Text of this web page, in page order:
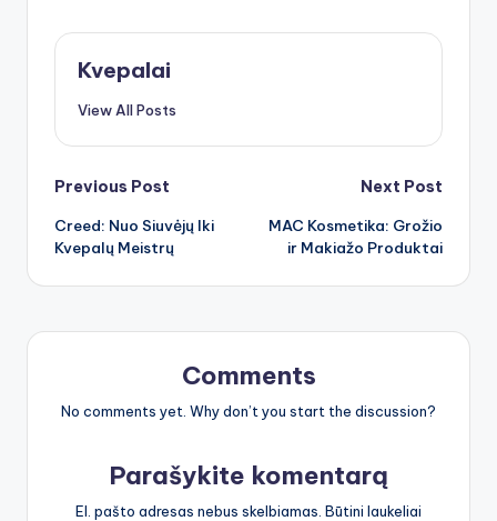
Kvepalai
View All Posts
Post
navigation
Previous Post
Creed: Nuo Siuvėjų Iki
Kvepalų Meistrų
Next Post
MAC Kosmetika: Grožio
ir Makiažo Produktai
Comments
No comments yet. Why don’t you start the discussion?
Parašykite komentarą
El. pašto adresas nebus skelbiamas. Būtini laukeliai